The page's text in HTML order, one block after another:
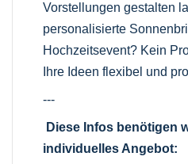
Vorstellungen gestalten
personalisierte
Hochzeitsevent? Kein
Ihre Ideen flexibel und
---
Diese Infos benötigen
individuelles Angebot: